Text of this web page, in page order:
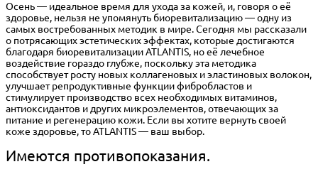
Осень — идеальное время для ухода за кожей, и, говоря о её
здоровье, нельзя не упомянуть биоревитализацию — одну из
самых востребованных методик в мире. Сегодня мы рассказали
о потрясающих эстетических эффектах, которые достигаются
благодаря биоревитализации ATLANTIS, но её лечебное
воздействие гораздо глубже, поскольку эта методика
способствует росту новых коллагеновых и эластиновых волокон,
улучшает репродуктивные функции фибробластов и
стимулирует производство всех необходимых витаминов,
антиоксидантов и других микроэлементов, отвечающих за
питание и регенерацию кожи. Если вы хотите вернуть своей
коже здоровье, то ATLANTIS — ваш выбор.
Имеются противопоказания.